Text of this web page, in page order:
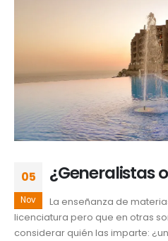
05
Nov
¿Generalistas
La enseñanza de
licenciatura pero que en otras
considerar quién las imparte: